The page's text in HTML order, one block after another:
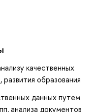
качественных
образования
данных путем
анализа документов